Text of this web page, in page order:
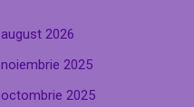
august 2026
noiembrie 2025
octombrie 2025